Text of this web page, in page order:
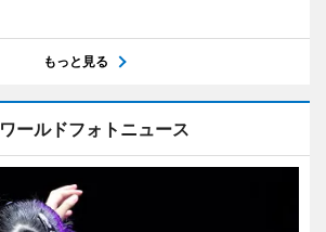
もっと見る
ワールドフォトニュース